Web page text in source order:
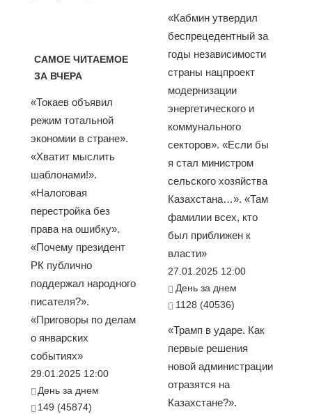
САМОЕ ЧИТАЕМОЕ
ЗА ВЧЕРА
«Токаев объявил
режим тотальной
экономии в стране».
«Хватит мыслить
шаблонами!».
«Налоговая
перестройка без
права на ошибку».
«Почему президент
РК публично
поддержал народного
писателя?».
«Приговоры по делам
о январских
событиях»
29.01.2025 12:00
День за днем
149 (45874)
«Кабмин утвердил
беспрецедентный за
годы независимости
страны нацпроект
модернизации
энергетического и
коммунального
секторов». «Если бы
я стал министром
сельского хозяйства
Казахстана…». «Там
фамилии всех, кто
был приближен к
власти»
27.01.2025 12:00
День за днем
1128 (40536)
«Трамп в ударе. Как
первые решения
новой администрации
отразятся на
Казахстане?».